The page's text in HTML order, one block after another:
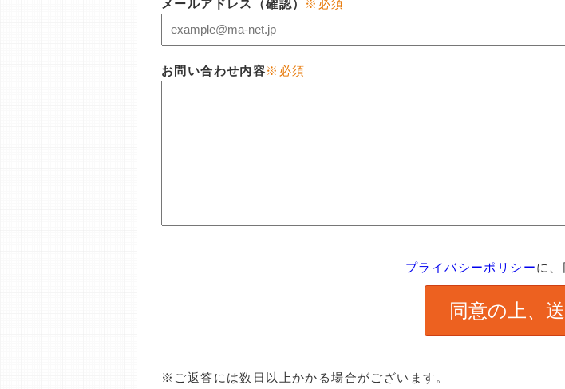
メールアドレス（確認） ※必須
お問い合わせ内容※必須
プライバシーポリシーに、
※ご返答には数日以上かかる場合がございます。